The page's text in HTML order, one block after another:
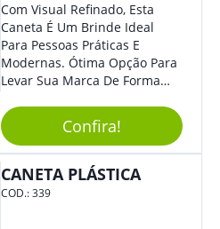
Com Visual Refinado, Esta
Caneta É Um Brinde Ideal
Para Pessoas Práticas E
Modernas. Ótima Opção Para
Levar Sua Marca De Forma
Sua Empresa Em Eventos,
Reuniões Corporativas Ou Até
Mesmo Para Presentear
Colaboradores.
Confira!
CANETA PLÁSTICA
COD.:339